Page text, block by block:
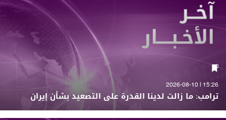
15:26 | 2026-08-10
ترامب: ما زالت لدينا القدرة على التصعيد بشأن إيران